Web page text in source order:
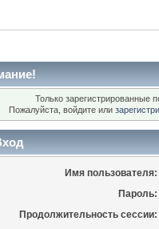
Только зарегистрированные
Пожалуйста, войдите или
Имя пользователя:
Пароль:
Продолжительность сессии: